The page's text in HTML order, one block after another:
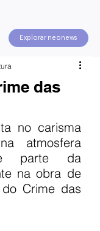
Explorar neonews
das
no carisma
atmosfera
parte da
na obra de
Crime das